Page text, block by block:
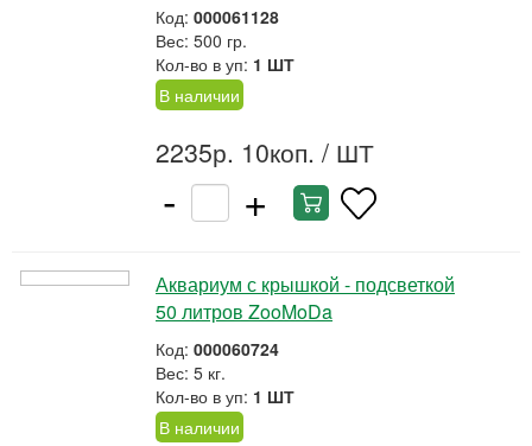
Код: 000061128
Вес: 500 гр.
Кол-во в уп: 1 ШТ
В наличии
2235р. 10коп. / ШТ
- +
Аквариум с крышкой - подсветкой
50 литров ZooMoDa
Код: 000060724
Вес: 5 кг.
Кол-во в уп: 1 ШТ
В наличии